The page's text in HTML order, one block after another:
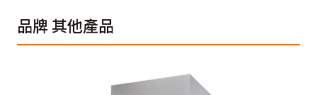
品牌其他產品